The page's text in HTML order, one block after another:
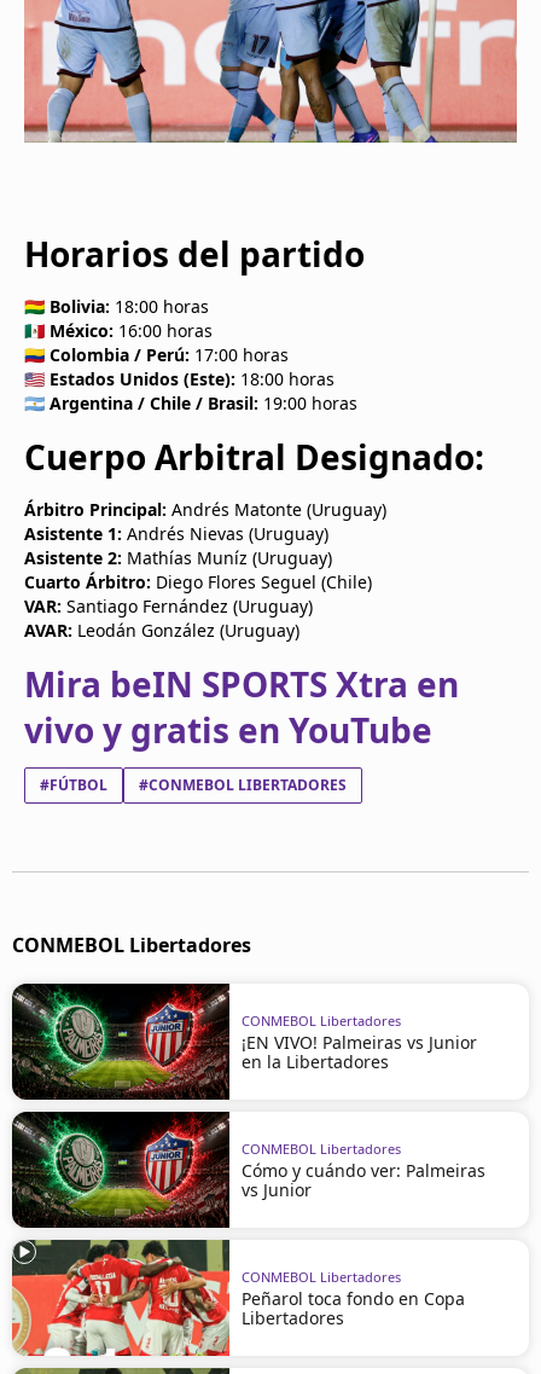
Horarios del partido
🇧🇴 Bolivia: 18:00 horas
🇲🇽 México: 16:00 horas
🇨🇴 Colombia / Perú: 17:00 horas
🇺🇸 Estados Unidos (Este): 18:00 horas
🇦🇷 Argentina / Chile / Brasil: 19:00 horas
Cuerpo Arbitral Designado:
Árbitro Principal: Andrés Matonte (Uruguay)
Asistente 1: Andrés Nievas (Uruguay)
Asistente 2: Mathías Muníz (Uruguay)
Cuarto Árbitro: Diego Flores Seguel (Chile)
VAR: Santiago Fernández (Uruguay)
AVAR: Leodán González (Uruguay)
Mira beIN SPORTS Xtra en
vivo y gratis en YouTube
#FÚTBOL #CONMEBOL LIBERTADORES
CONMEBOL Libertadores
CONMEBOL Libertadores
¡EN VIVO! Palmeiras vs Junior
en la Libertadores
CONMEBOL Libertadores
Cómo y cuándo ver: Palmeiras
vs Junior
CONMEBOL Libertadores
Peñarol toca fondo en Copa
Libertadores